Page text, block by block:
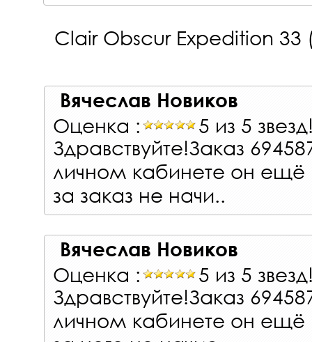
Clair Obscur Expedition 33
Вячеслав Новиков
Оценка :
5 из 5
Здравствуйте!Заказ
личном кабинете он ещё
за заказ не начи..
Вячеслав Новиков
Оценка :
5 из 5
Здравствуйте!Заказ
личном кабинете он ещё